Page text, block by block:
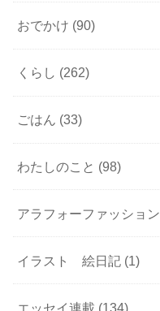
おでかけ (90)
くらし (262)
ごはん (33)
わたしのこと (98)
アラフォーファッション
イラスト 絵日記 (1)
エッセイ連載 (134)